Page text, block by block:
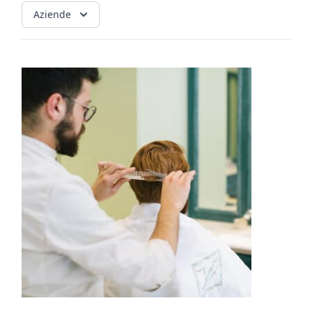
News
dalle
aziende
Aziende
COSMOPROF WORLDWIDE BOLOGNA
Cosmprof Worldwide Bologna
presenta THE BEAUTY &
WELLNESS CONGRESS 2022: I
TEMI
DYSON
Dyson presenta la nuova collezione
pervinca e rosé per Natale